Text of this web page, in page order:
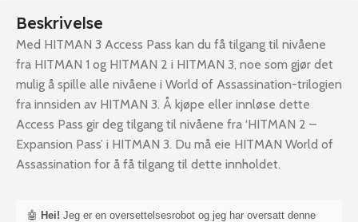
Beskrivelse
Med HITMAN 3 Access Pass kan du få tilgang til nivåene
fra HITMAN 1 og HITMAN 2 i HITMAN 3, noe som gjør det
mulig å spille alle nivåene i World of Assassination-trilogien
fra innsiden av HITMAN 3. Å kjøpe eller innløse dette
Access Pass gir deg tilgang til nivåene fra ‘HITMAN 2 –
Expansion Pass’ i HITMAN 3. Du må eie HITMAN World of
Assassination for å få tilgang til dette innholdet.
🤖 Hei! Jeg er en oversettelsesrobot og jeg har oversatt denne